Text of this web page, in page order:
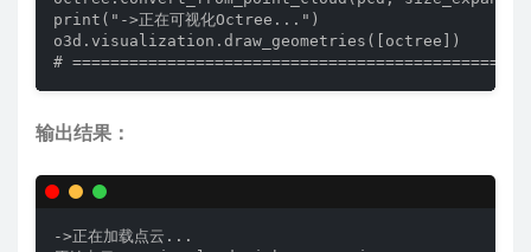
print("->正在可视化Octree...")
o3d.visualization.draw_geometries([octree])
#
输出结果：
->正在加载点云...